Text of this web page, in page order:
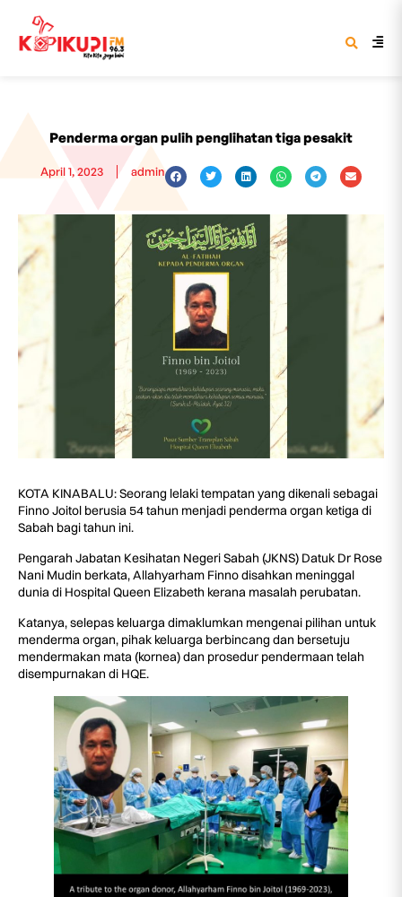
Penderma organ pulih penglihatan tiga pesakit
April 1, 2023 admin
KOTA KINABALU: Seorang lelaki tempatan yang dikenali sebagai
Finno Joitol berusia 54 tahun menjadi penderma organ ketiga di
Sabah bagi tahun ini.
Pengarah Jabatan Kesihatan Negeri Sabah (JKNS) Datuk Dr Rose
Nani Mudin berkata, Allahyarham Finno disahkan meninggal
dunia di Hospital Queen Elizabeth kerana masalah perubatan.
Katanya, selepas keluarga dimaklumkan mengenai pilihan untuk
menderma organ, pihak keluarga berbincang dan bersetuju
mendermakan mata (kornea) dan prosedur pendermaan telah
disempurnakan di HQE.